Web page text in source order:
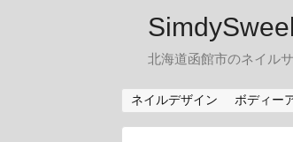
北海道函館市のネイル
ネイルデザイン ボディー